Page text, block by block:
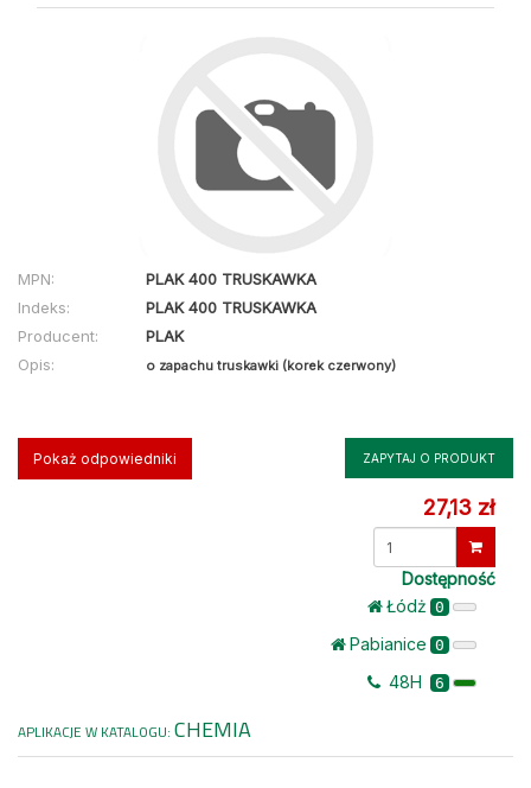
MPN:
PLAK 400 TRUSKAWKA
Indeks:
PLAK 400 TRUSKAWKA
Producent:
PLAK
Opis:
o zapachu truskawki (korek czerwony)
Pokaż odpowiedniki ZAPYTAJ O PRODUKT
27,13 zł
Dostępność
Łódż 0
Pabianice 0
48H 6
APLIKACJE W KATALOGU: CHEMIA